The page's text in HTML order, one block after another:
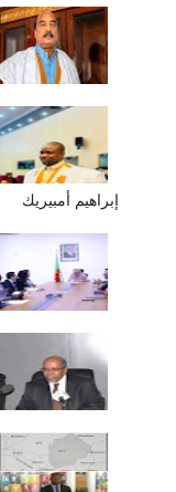
إبراهيم أمبيريك